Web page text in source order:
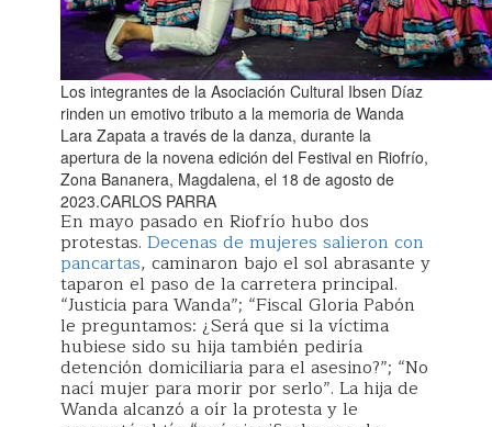
Los integrantes de la Asociación Cultural Ibsen Díaz
rinden un emotivo tributo a la memoria de Wanda
Lara Zapata a través de la danza, durante la
apertura de la novena edición del Festival en Riofrío,
Zona Bananera, Magdalena, el 18 de agosto de
2023.CARLOS PARRA
En mayo pasado en Riofrío hubo dos
protestas. Decenas de mujeres salieron con
pancartas, caminaron bajo el sol abrasante y
taparon el paso de la carretera principal.
“Justicia para Wanda”; “Fiscal Gloria Pabón
le preguntamos: ¿Será que si la víctima
hubiese sido su hija también pediría
detención domiciliaria para el asesino?”; “No
nací mujer para morir por serlo”. La hija de
Wanda alcanzó a oír la protesta y le